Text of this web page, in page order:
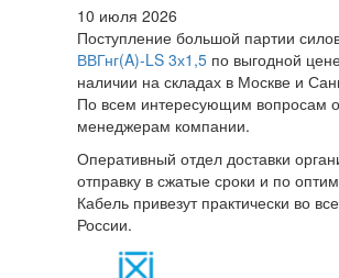
10 июля 2026
Поступление большой партии
ВВГнг(A)-LS 3х1,5 по выгодной
наличии на складах в Москве и
По всем интересующим вопросам
менеджерам компании.
Оперативный отдел доставки
отправку в сжатые сроки и по
Кабель привезут практически во
России.